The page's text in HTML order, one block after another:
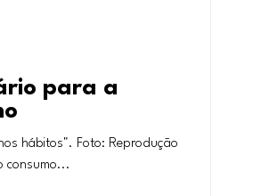
para a
hábitos". Foto: Reprodução
consumo...